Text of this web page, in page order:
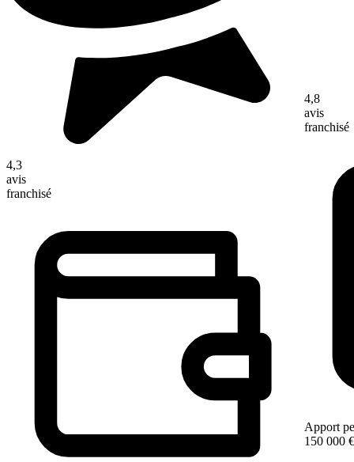
4,3
avis
franchisé
4,8
avis
franchisé
Apport
150 000 €